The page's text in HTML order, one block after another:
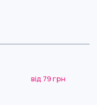
від 79 грн